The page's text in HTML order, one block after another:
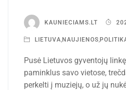
KAUNIECIAMS.LT
LIETUVA NAUJIENOS
Pusė Lietuvos gyventojų
paminklus savo vietose,
perkelti į muziejų, o už jų